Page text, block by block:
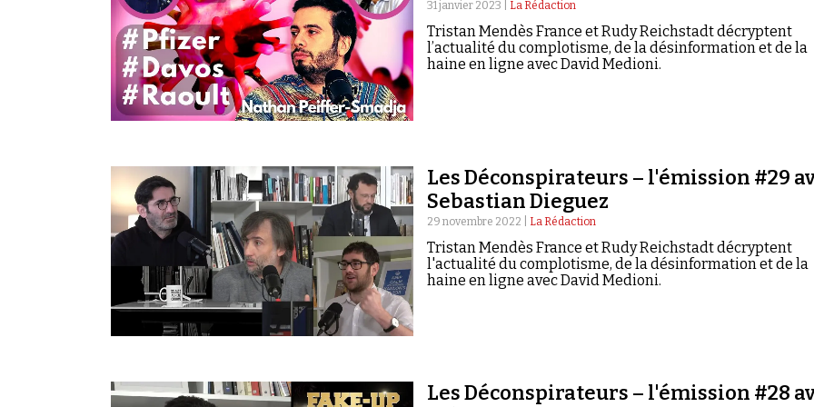
31 janvier 2023 | La Rédaction
Tristan Mendès France et Rudy Reichstadt décryptent
l’actualité du complotisme, de la désinformation et de la
haine en ligne avec David Medioni.
Les Déconspirateurs – l'émission #29
Sebastian Dieguez
29 novembre 2022 | La Rédaction
Tristan Mendès France et Rudy Reichstadt décryptent
l'actualité du complotisme, de la désinformation et de la
haine en ligne avec David Medioni.
Les Déconspirateurs – l'émission #28